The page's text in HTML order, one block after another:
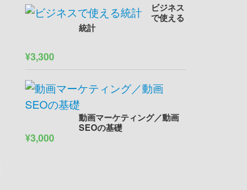
ビジネス
で使える
統計
¥3,300
動画マーケティング／動画
SEOの基礎
¥3,000